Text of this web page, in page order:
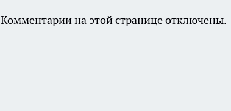
Комментарии на этой странице отключены.